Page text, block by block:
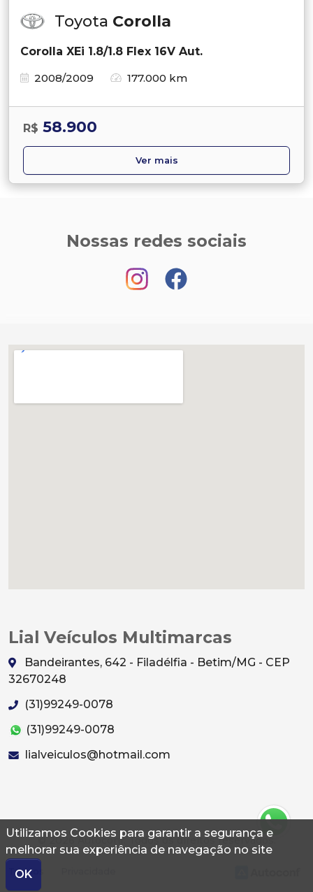
Utilizamos Cookies para garantir a segurança e
melhorar sua experiência de navegação no site
OK
Toyota Corolla
Corolla XEi 1.8/1.8 Flex 16V Aut.
2008/2009
177.000 km
R$ 58.900
Ver mais
Nossas redes sociais
Lial Veículos Multimarcas
Bandeirantes, 642 - Filadélfia - Betim/MG - CEP
32670248
(31)99249-0078
(31)99249-0078
lialveiculos@hotmail.com
© 2026 Autoconf. Todos os direitos reservados.
Termos